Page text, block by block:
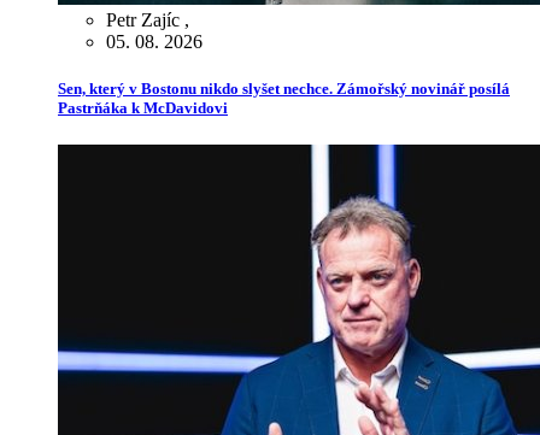
Petr Zajíc ,
05. 08. 2026
Sen, který v Bostonu nikdo slyšet nechce. Zámořský novinář posílá
Pastrňáka k McDavidovi